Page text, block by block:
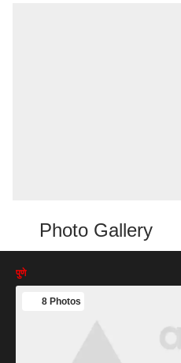
Photo Gallery
पुणे
8 Photos